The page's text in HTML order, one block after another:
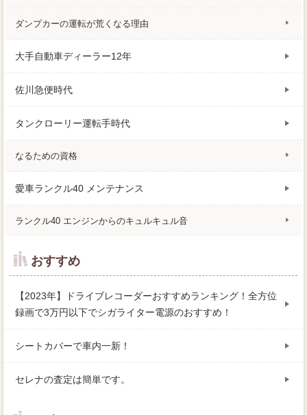
ダンプカーの運転が荒くなる理由
大手自動車ディーラー12年
佐川急便時代
タンクローリー運転手時代
なるための資格
愛車ランクル40 メンテナンス
ランクル40 エンジンからのキュルキュル音
おすすめ
【2023年】ドライブレコーダーおすすめランキング！全方位
録画で3万円以下でシガライター電源のおすすめ！
シートカバーで車内一新！
セレナの査定は簡単です。